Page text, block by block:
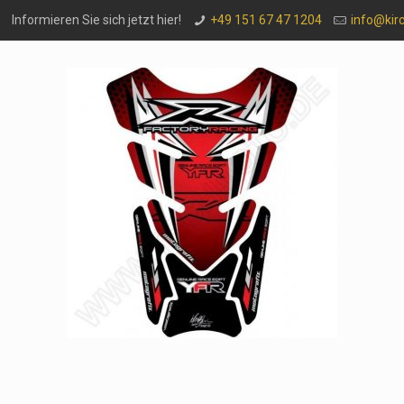
Informieren Sie sich jetzt hier! +49 151 67 47 1204